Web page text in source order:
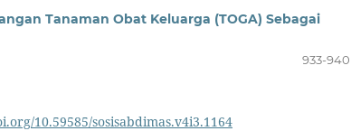
Tanaman Obat Keluarga (TOGA) Sebagai
933-940
10.59585/sosisabdimas.v4i3.1164